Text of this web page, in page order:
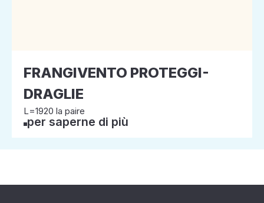
FRANGIVENTO PROTEGGI-
DRAGLIE
L=1920 la paire
per saperne di più